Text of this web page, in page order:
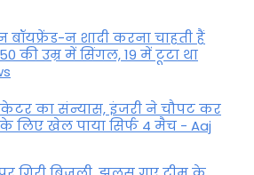
बॉयफ्रेंड-न शादी करना चाहती हैं
की उम्र में सिंगल, 19 में टूटा था
का संन्यास, इंजरी ने चौपट कर
लिए खेल पाया सिर्फ 4 मैच - Aaj